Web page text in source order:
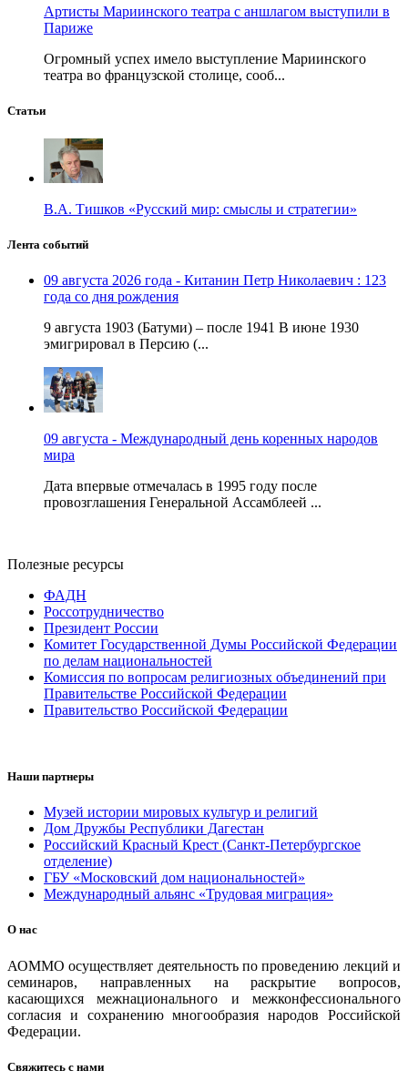
Артисты Мариинского театра с аншлагом выступили в
Париже
Огромный успех имело выступление Мариинского
театра во французской столице, сооб...
Статьи
В.А. Тишков «Русский мир: смыслы и стратегии»
Лента событий
09 августа 2026 года - Китанин Петр Николаевич : 123
года со дня рождения
9 августа 1903 (Батуми) – после 1941 В июне 1930
эмигрировал в Персию (...
09 августа - Международный день коренных народов
мира
Дата впервые отмечалась в 1995 году после
провозглашения Генеральной Ассамблеей ...
Полезные ресурсы
ФАДН
Россотрудничество
Президент России
Комитет Государственной Думы Российской Федерации
по делам национальностей
Комиссия по вопросам религиозных объединений при
Правительстве Российской Федерации
Правительство Российской Федерации
Наши партнеры
Музей истории мировых культур и религий
Дом Дружбы Республики Дагестан
Российский Красный Крест (Санкт-Петербургское
отделение)
ГБУ «Московский дом национальностей»
Международный альянс «Трудовая миграция»
О нас
АОММО осуществляет деятельность по проведению лекций и
семинаров, направленных на раскрытие вопросов,
касающихся межнационального и межконфессионального
согласия и сохранению многообразия народов Российской
Федерации.
Свяжитесь с нами